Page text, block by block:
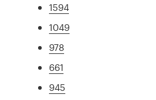
1594
1049
978
661
945